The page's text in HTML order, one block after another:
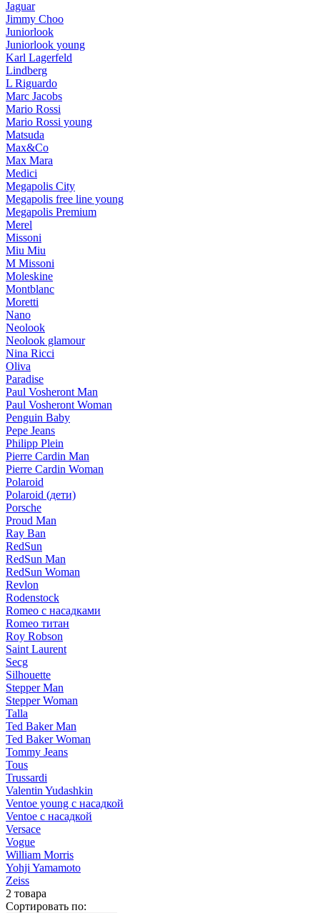
Jaguar
Jimmy Choo
Juniorlook
Juniorlook young
Karl Lagerfeld
Lindberg
L Riguardo
Marc Jacobs
Mario Rossi
Mario Rossi young
Matsuda
Max&Co
Max Mara
Medici
Megapolis City
Megapolis free line young
Megapolis Premium
Merel
Missoni
Miu Miu
M Missoni
Moleskine
Montblanc
Moretti
Nano
Neolook
Neolook glamour
Nina Ricci
Oliva
Paradise
Paul Vosheront Man
Paul Vosheront Woman
Penguin Baby
Pepe Jeans
Philipp Plein
Pierre Cardin Man
Pierre Cardin Woman
Polaroid
Polaroid (дети)
Porsche
Proud Man
Ray Ban
RedSun
RedSun Man
RedSun Woman
Revlon
Rodenstock
Romeo с насадками
Romeo титан
Roy Robson
Saint Laurent
Secg
Silhouette
Stepper Man
Stepper Woman
Talla
Ted Baker Man
Ted Baker Woman
Tommy Jeans
Tous
Trussardi
Valentin Yudashkin
Ventoe young с насадкой
Ventoe с насадкой
Versace
Vogue
William Morris
Yohji Yamamoto
Zeiss
2 товара
Сортировать по: